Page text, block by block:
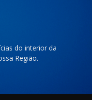
do interior da
Região.